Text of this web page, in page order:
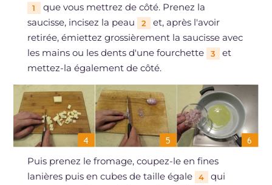
1
que vous mettrez de côté. Prenez la
saucisse, incisez la peau
2
et, après l'avoir
retirée, émiettez grossièrement la saucisse avec
les mains ou les dents d'une fourchette
3
et
mettez-la également de côté.
Puis prenez le fromage, coupez-le en fines
lanières puis en cubes de taille égale
4
qui